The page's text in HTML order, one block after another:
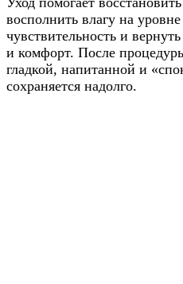
восполнить влагу на
чувствительность и
и комфорт. После
гладкой, напитанной и
сохраняется надолго.